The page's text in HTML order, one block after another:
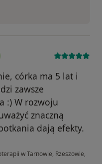
córka ma 5 lat i
zawsze
:) W rozwoju
znaczną
dają efekty.
w Tarnowie, Rzeszowie,